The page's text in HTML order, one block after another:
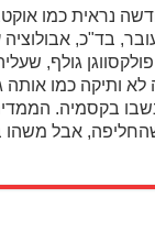
נראית כמו
בד"כ, אבולוציה
גולף,
ותיקה כמו אותה
בקסמיה. הממדים